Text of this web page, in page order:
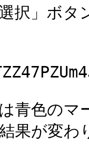
択」ボタ
青色のマ
果が変わ